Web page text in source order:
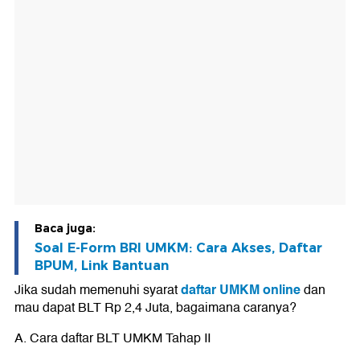
Baca juga:
Soal E-Form BRI UMKM: Cara Akses, Daftar
BPUM, Link Bantuan
Jika sudah memenuhi syaratdaftar UMKM onlinedan
mau dapat BLT Rp 2,4 Juta, bagaimana caranya?
A. Cara daftar BLT UMKM Tahap II